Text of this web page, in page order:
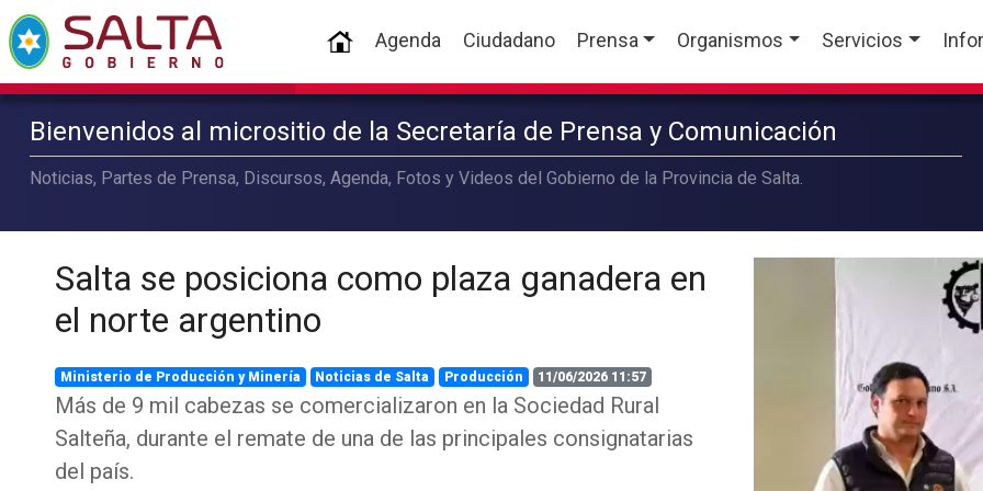
(current)
Agenda Ciudadano Prensa Organismos Servicios
Bienvenidos al micrositio de la Secretaría de Prensa y Comunicación
Noticias, Partes de Prensa, Discursos, Agenda, Fotos y Videos del Gobierno de la Provincia de Salta.
Salta se posiciona como plaza ganadera en
el norte argentino
Ministerio de Producción y Minería Noticias de Salta Producción 11/06/2026 11:57
Más de 9 mil cabezas se comercializaron en la Sociedad Rural
Salteña, durante el remate de una de las principales consignatarias
del país.